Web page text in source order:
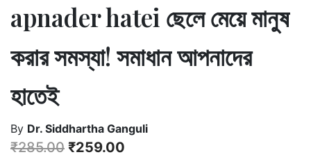
apnader hatei ছেলে মেয়ে মানুষ
করার সমস্যা! সমাধান আপনাদের
হাতেই
By Dr. Siddhartha Ganguli
₹285.00 ₹259.00